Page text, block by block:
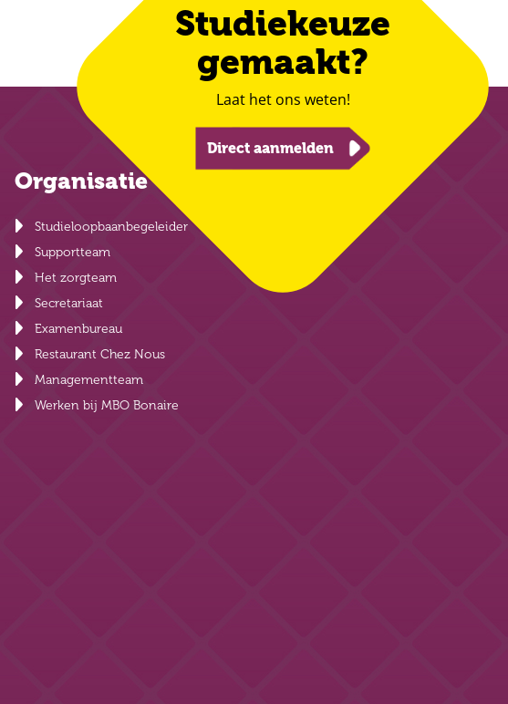
Studiekeuze
gemaakt?
Laat het ons weten!
Direct aanmelden
Organisatie
Studieloopbaanbegeleider
Supportteam
Het zorgteam
Secretariaat
Examenbureau
Restaurant Chez Nous
Managementteam
Werken bij MBO Bonaire